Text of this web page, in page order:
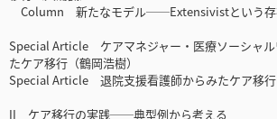
Column 新たなモデル──Extensivistという存
Special Article ケアマネジャー・医療ソーシャル
たケア移行（鶴岡浩樹）
Special Article 退院支援看護師からみたケア移行
II ケア移行の実践──典型例から考える